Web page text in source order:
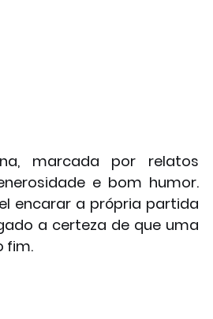
marcada por relatos
e bom humor.
encarar a própria partida
a certeza de que uma
fim.